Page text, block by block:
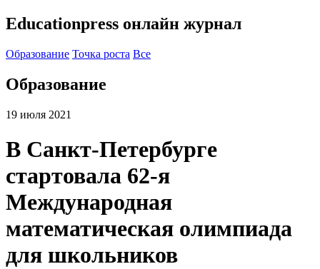
Educationpress онлайн журнал
Образование Точка роста Все
Образование
19 июля 2021
В Санкт-Петербурге
стартовала 62-я
Международная
математическая олимпиада
для школьников